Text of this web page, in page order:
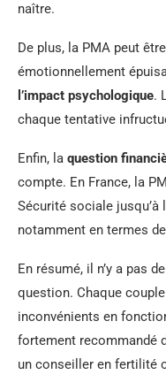
naître.
De plus, la PMA peut
émotionnellement
l’impact psychologique.
chaque tentative
Enfin, la question
compte. En France, la
Sécurité sociale jusqu’à
notamment en termes
En résumé, il n’y a pas
question. Chaque
inconvénients en
fortement recommandé
un conseiller en fertilité